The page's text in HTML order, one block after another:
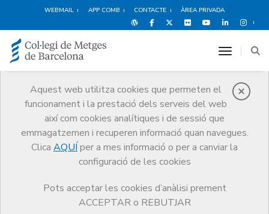
WEBMAIL APP COMB CONTACTE ÀREA PRIVADA
Aquest web utilitza cookies que permeten el
funcionament i la prestació dels serveis del web
així com cookies analítiques i de sessió que
emmagatzemen i recuperen informació quan navegues.
Clica AQUÍ per a mes informació o per a canviar la
configuració de les cookies
Pots acceptar les cookies d’anàlisi prement
ACCEPTAR o REBUTJAR
toggle
Responsabilitat
Professional
Serveis Exercici Responsabilitat Professional Presentació